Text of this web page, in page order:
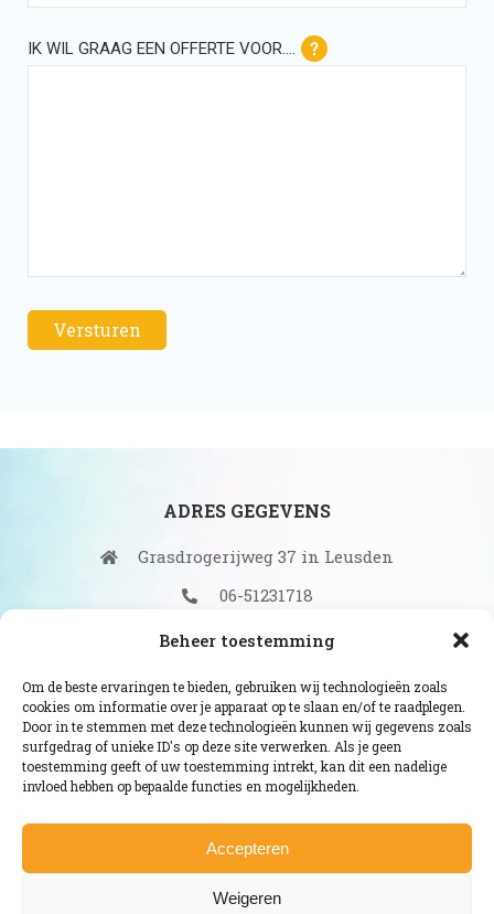
Beheer toestemming
Om de beste ervaringen te bieden, gebruiken wij technologieën zoals
cookies om informatie over je apparaat op te slaan en/of te raadplegen.
Door in te stemmen met deze technologieën kunnen wij gegevens zoals
surfgedrag of unieke ID's op deze site verwerken. Als je geen
toestemming geeft of uw toestemming intrekt, kan dit een nadelige
invloed hebben op bepaalde functies en mogelijkheden.
Accepteren
Weigeren
IK WIL GRAAG EEN OFFERTE VOOR….
Versturen
ADRES GEGEVENS
Grasdrogerijweg 37 in Leusden
06-51231718
info@fruit-bestellen.nl
NAVIGEER NAAR
Veelgestelde vragen
Contact